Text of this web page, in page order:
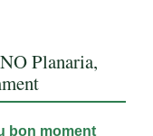
Planaria,
bon moment